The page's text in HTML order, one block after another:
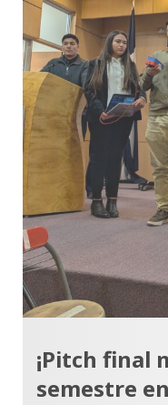
¡Pitch final
semestre